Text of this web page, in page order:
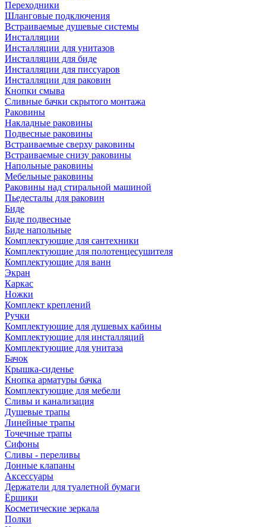
Переходники
Шланговые подключения
Встраиваемые душевые системы
Инсталляции
Инсталляции для унитазов
Инсталляции для биде
Инсталляции для писсуаров
Инсталляции для раковин
Кнопки смыва
Сливные бачки скрытого монтажа
Раковины
Накладные раковины
Подвесные раковины
Встраиваемые сверху раковины
Встраиваемые снизу раковины
Напольные раковины
Мебельные раковины
Раковины над стиральной машиной
Пьедесталы для раковин
Биде
Биде подвесные
Биде напольные
Комплектующие для сантехники
Комплектующие для полотенцесушителя
Комплектующие для ванн
Экран
Каркас
Ножки
Комплект креплений
Ручки
Комплектующие для душевых кабины
Комплектующие для инсталляций
Комплектующие для унитаза
Бачок
Крышка-сиденье
Кнопка арматуры бачка
Комплектующие для мебели
Сливы и канализация
Душевые трапы
Линейные трапы
Точечные трапы
Сифоны
Сливы - переливы
Донные клапаны
Аксессуары
Держатели для туалетной бумаги
Ёршики
Косметические зеркала
Полки